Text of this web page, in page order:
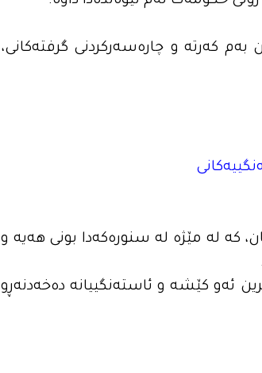
به‌م كه‌رته‌ و چاره‌سه‌ركردنى گرفته‌كانى،
كه‌ له‌ مێژه‌ له‌ سنوره‌كه‌دا بونى هه‌یه‌ و
ئه‌و كێشه‌ و ئاسته‌نگییانه‌ ده‌خه‌دنه‌ڕو